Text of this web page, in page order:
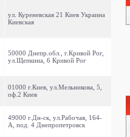
ул. Куреневская 21 Киев Украина
Киевская
50000 Днепр.обл., г.Кривой Рог,
ул.Щепкина, 6 Кривой Рог
01000 г.Киев, ул.Мельникова, 5,
оф.2 Киев
49000 г.Дн-ск, ул.Рабочая, 164-
А, под. 4 Днепропетровск